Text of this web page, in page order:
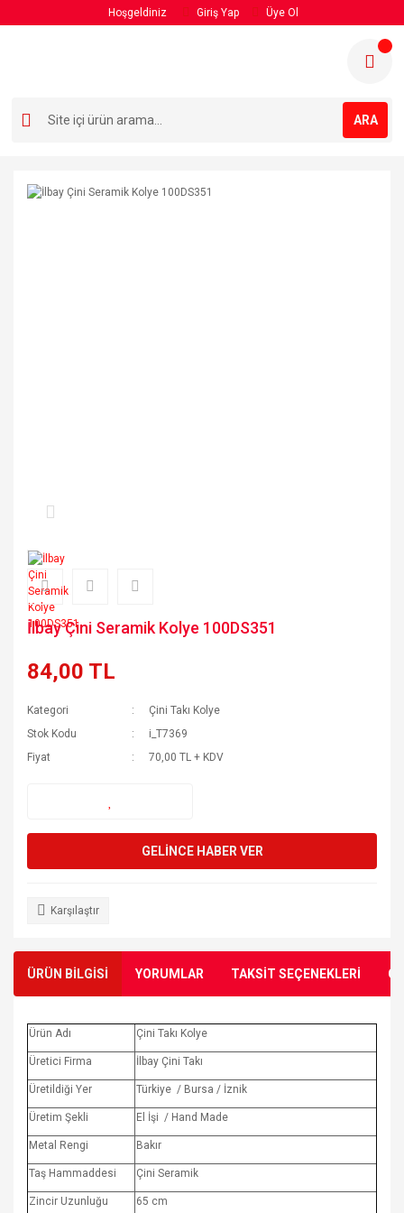
Hoşgeldiniz Giriş Yap Üye Ol
ARA
İlbay Çini Seramik Kolye 100DS351
84,00 TL
Kategori
Çini Takı Kolye
Stok Kodu
i_T7369
Fiyat
70,00 TL + KDV
GELİNCE HABER VER
Karşılaştır
ÜRÜN BİLGİSİ YORUMLAR TAKSİT SEÇENEKLERİ
Ürün Adı Çini Takı Kolye
Üretici Firma İlbay Çini Takı
Üretildiği Yer Türkiye / Bursa / İznik
Üretim Şekli El İşi / Hand Made
Metal Rengi Bakır
Taş Hammaddesi Çini Seramik
Zincir Uzunluğu 65 cm